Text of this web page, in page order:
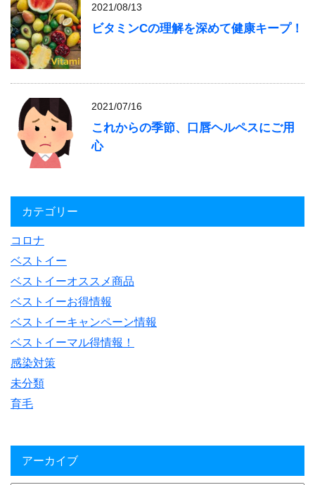
2021/08/13
ビタミンCの理解を深めて健康キープ！
2021/07/16
これからの季節、口唇ヘルペスにご用
心
カテゴリー
コロナ
ベストイー
ベストイーオススメ商品
ベストイーお得情報
ベストイーキャンペーン情報
ベストイーマル得情報！
感染対策
未分類
育毛
アーカイブ